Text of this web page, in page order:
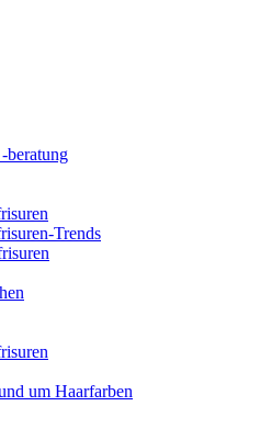
beratung
Trends
um Haarfarben